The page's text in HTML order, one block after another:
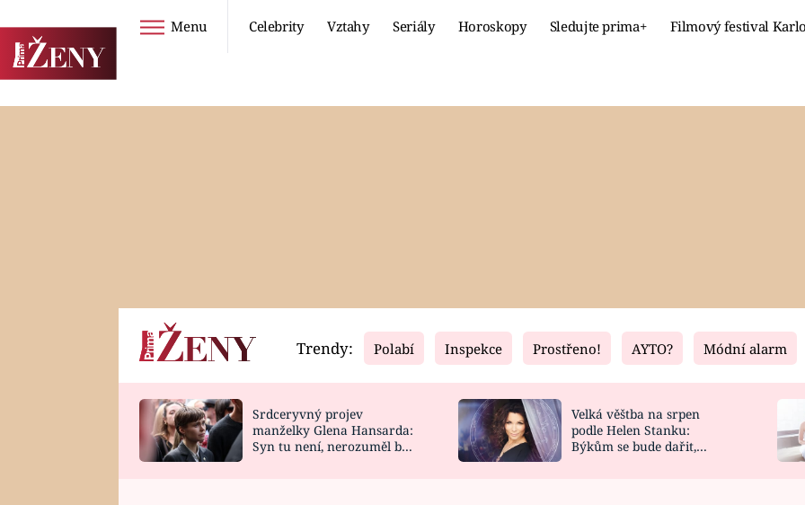
Menu Celebrity Vztahy Seriály Horoskopy Sledujte prima+ Filmový festival
Horoskopy
HOROSKOP NA
Video
CELEBRITY
VAŘENÍ
Fresh
NOVINKY
VIDEORECEPTY
Living
DESIGN
Trendy: Polabí Inspekce Prostřeno! AYTO? Módní alarm
Srdceryvný projev
manželky Glena Hansarda:
Syn tu není, nerozuměl by
Velká věštba na srpen
podle Helen Stanku:
Býkům se bude dařit,